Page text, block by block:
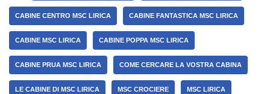
CABINE CENTRO MSC LIRICA CABINE FANTASTICA MSC LIRICA
CABINE MSC LIRICA CABINE POPPA MSC LIRICA
CABINE PRUA MSC LIRICA COME CERCARE LA VOSTRA CABINA
LE CABINE DI MSC LIRICA MSC CROCIERE MSC LIRICA